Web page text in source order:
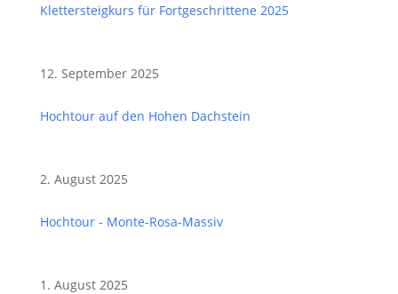
Klettersteigkurs für Fortgeschrittene 2025
12. September 2025
Hochtour auf den Hohen Dachstein
2. August 2025
Hochtour - Monte-Rosa-Massiv
1. August 2025